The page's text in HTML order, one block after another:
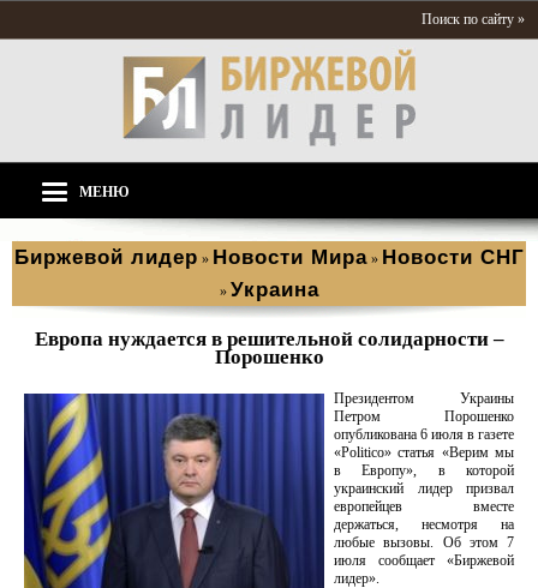
Поиск по сайту »
МЕНЮ
Биржевой лидер » Новости Мира » Новости СНГ
» Украина
Европа нуждается в решительной солидарности –
Порошенко
Президентом Украины
Петром Порошенко
опубликована 6 июля в газете
«Politico» статья «Верим мы
в Европу», в которой
украинский лидер призвал
европейцев вместе
держаться, несмотря на
любые вызовы. Об этом 7
июля сообщает «Биржевой
лидер».